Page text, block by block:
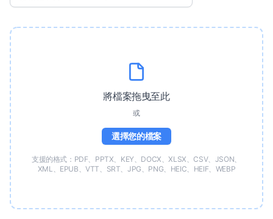
將檔案拖曳至此
或
選擇您的檔案
支援的格式：PDF、PPTX、KEY、DOCX、XLSX、CSV、JSON、
XML、EPUB、VTT、SRT、JPG、PNG、HEIC、HEIF、WEBP